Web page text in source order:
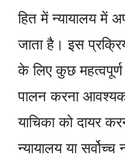
हित में न्यायालय में
जाता है। इस
के लिए कुछ महत्वपूर्ण
पालन करना
याचिका को दायर
न्यायालय या